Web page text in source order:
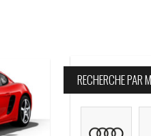
RECHERCHE PAR